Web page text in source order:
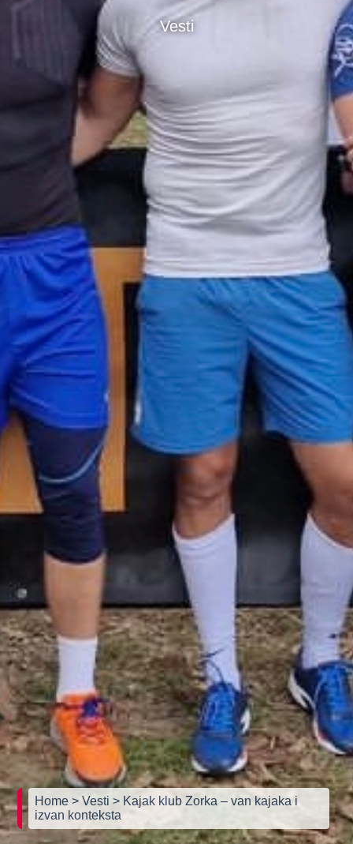
Vesti
Home> Vesti> Kajak klub Zorka – van kajaka i
izvan konteksta